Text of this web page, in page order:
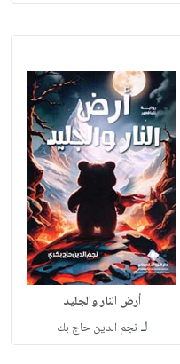
أرض النار والجليد
لـ نجم الدين حاج بك